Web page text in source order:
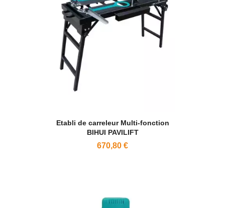
Etabli de carreleur Multi-fonction
BIHUI PAVILIFT
670,80 €